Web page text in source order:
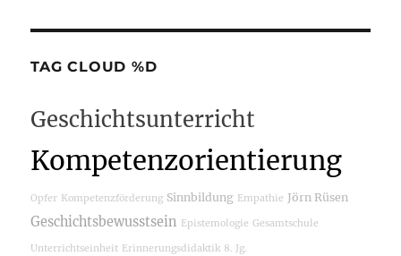
TAG CLOUD %D
Geschichtsunterricht
Kompetenzorientierung
Opfer Kompetenzförderung Sinnbildung Empathie Jörn Rüsen
Geschichtsbewusstsein Epistemologie Gesamtschule
Unterrichtseinheit Erinnerungsdidaktik 8. Jg.